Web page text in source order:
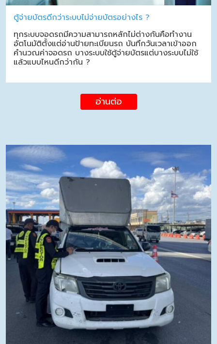
ตู้จ่ายบัตรดีกว่าระบบไม่จ่ายบัตรอย่างไร ?
ทุกระบบจอดรถมีความสามารถหลักไม่ต่างกันคือทำงาน
อัตโนมัติตั้งแต่อ่านป้ายทะเบียนรถ บันทึกวันเวลาเข้าออก
คำนวณค่าจอดรถ บางระบบใช้ตู้จ่ายบัตรแต่บางระบบไม่ใช้
แล้วแบบไหนดีกว่ากัน ?
อ่านต่อ